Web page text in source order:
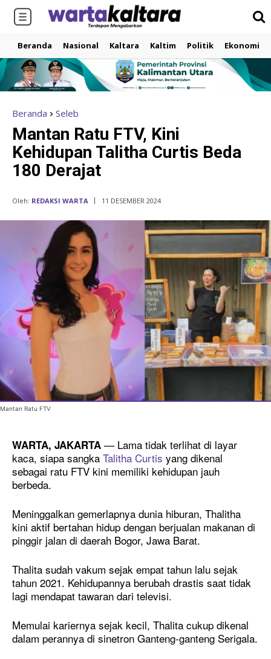
Beranda Nasional Kaltara Kaltim Politik Ekonomi
Beranda Seleb
Mantan Ratu FTV, Kini
Kehidupan Talitha Curtis Beda
180 Derajat
Oleh: REDAKSI WARTA 11 DESEMBER 2024
Mantan Ratu FTV
WARTA, JAKARTA — Lama tidak terlihat di layar
kaca, siapa sangka Talitha Curtis yang dikenal
sebagai ratu FTV kini memiliki kehidupan jauh
berbeda.
Meninggalkan gemerlapnya dunia hiburan, Thalitha
kini aktif bertahan hidup dengan berjualan makanan di
pinggir jalan di daerah Bogor, Jawa Barat.
Thalita sudah vakum sejak empat tahun lalu sejak
tahun 2021. Kehidupannya berubah drastis saat tidak
lagi mendapat tawaran dari televisi.
Memulai kariernya sejak kecil, Thalita cukup dikenal
dalam perannya di sinetron Ganteng-ganteng Serigala.